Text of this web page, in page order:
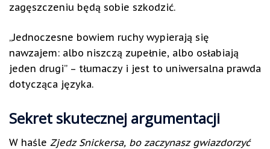
zagęszczeniu będą sobie szkodzić.
„Jednoczesne bowiem ruchy wypierają się
nawzajem: albo niszczą zupełnie, albo osłabiają
jeden drugi” – tłumaczy i jest to uniwersalna prawda
dotycząca języka.
Sekret skutecznej argumentacji
W haśle Zjedz Snickersa, bo zaczynasz gwiazdorzyć